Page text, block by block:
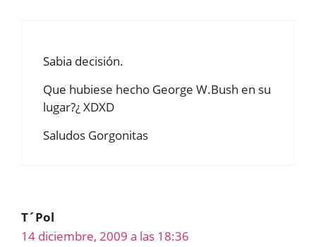
Sabia decisión.
Que hubiese hecho George W.Bush en su
lugar?¿ XDXD
Saludos Gorgonitas
T´Pol
14 diciembre, 2009 a las 18:36